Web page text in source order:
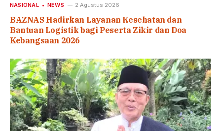
NASIONAL NEWS 2 Agustus 2026
BAZNAS Hadirkan Layanan Kesehatan dan
Bantuan Logistik bagi Peserta Zikir dan Doa
Kebangsaan 2026